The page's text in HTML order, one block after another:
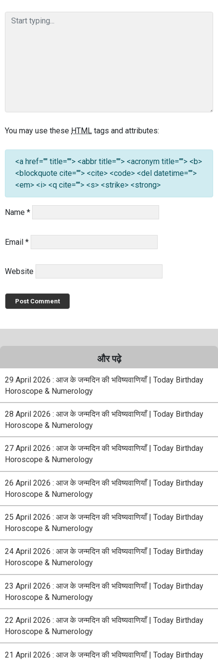
You may use these HTML tags and attributes:
<a href="" title=""> <abbr title=""> <acronym title=""> <b>
<blockquote cite=""> <cite> <code> <del datetime="">
<em> <i> <q cite=""> <s> <strike> <strong>
Name *
Email *
Website
और पढ़े
29 April 2026 : आज के जन्मदिन की भविष्यवाणियाँ | Today Birthday
Horoscope & Numerology
28 April 2026 : आज के जन्मदिन की भविष्यवाणियाँ | Today Birthday
Horoscope & Numerology
27 April 2026 : आज के जन्मदिन की भविष्यवाणियाँ | Today Birthday
Horoscope & Numerology
26 April 2026 : आज के जन्मदिन की भविष्यवाणियाँ | Today Birthday
Horoscope & Numerology
25 April 2026 : आज के जन्मदिन की भविष्यवाणियाँ | Today Birthday
Horoscope & Numerology
24 April 2026 : आज के जन्मदिन की भविष्यवाणियाँ | Today Birthday
Horoscope & Numerology
23 April 2026 : आज के जन्मदिन की भविष्यवाणियाँ | Today Birthday
Horoscope & Numerology
22 April 2026 : आज के जन्मदिन की भविष्यवाणियाँ | Today Birthday
Horoscope & Numerology
21 April 2026 : आज के जन्मदिन की भविष्यवाणियाँ | Today Birthday